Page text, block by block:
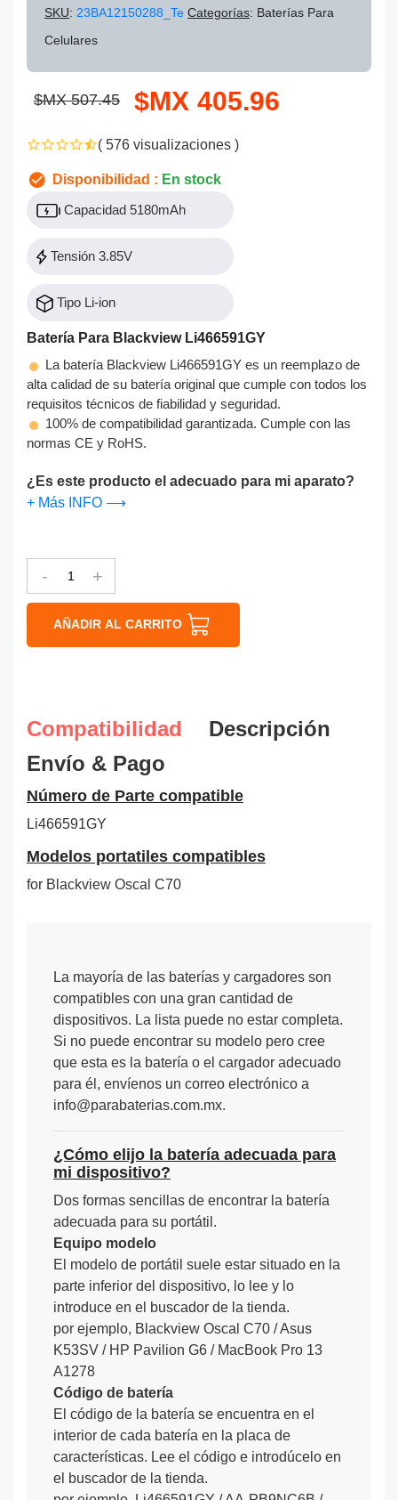
SKU: 23BA12150288_Te Categorías: Baterías Para
Celulares
$MX 507.45 $MX 405.96
( 576 visualizaciones )
Disponibilidad : En stock
Capacidad 5180mAh
Tensión 3.85V
Tipo Li-ion
Batería Para Blackview Li466591GY
La batería Blackview Li466591GY es un reemplazo de
alta calidad de su batería original que cumple con todos los
requisitos técnicos de fiabilidad y seguridad.
100% de compatibilidad garantizada. Cumple con las
normas CE y RoHS.
¿Es este producto el adecuado para mi aparato?
+ Más INFO ⟶
- +
AÑADIR AL CARRITO
Compatibilidad
Descripción
Envío & Pago
Número de Parte compatible
Li466591GY
Modelos portatiles compatibles
for Blackview Oscal C70
La mayoría de las baterías y cargadores son
compatibles con una gran cantidad de
dispositivos. La lista puede no estar completa.
Si no puede encontrar su modelo pero cree
que esta es la batería o el cargador adecuado
para él, envíenos un correo electrónico a
info@parabaterias.com.mx.
¿Cómo elijo la batería adecuada para
mi dispositivo?
Dos formas sencillas de encontrar la batería
adecuada para su portátil.
Equipo modelo
El modelo de portátil suele estar situado en la
parte inferior del dispositivo, lo lee y lo
introduce en el buscador de la tienda.
por ejemplo, Blackview Oscal C70 / Asus
K53SV / HP Pavilion G6 / MacBook Pro 13
A1278
Código de batería
El código de la batería se encuentra en el
interior de cada batería en la placa de
características. Lee el código e introdúcelo en
el buscador de la tienda.